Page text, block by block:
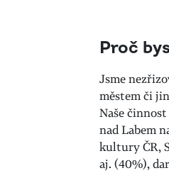
Proč
Jsme
městem či
Naše
nad Labem
kultury ČR,
aj. (40%),